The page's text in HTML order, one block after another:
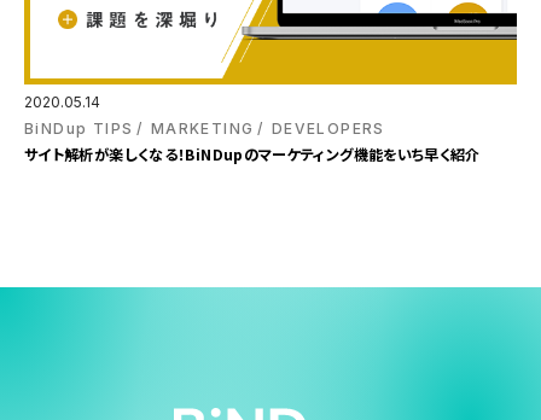
2020.05.14
BiNDup TIPS
MARKETING DEVELOPERS
サイト解析が楽しくなる！BiNDupのマーケティング機能をいち早く紹介